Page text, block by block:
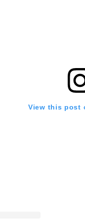
View this post